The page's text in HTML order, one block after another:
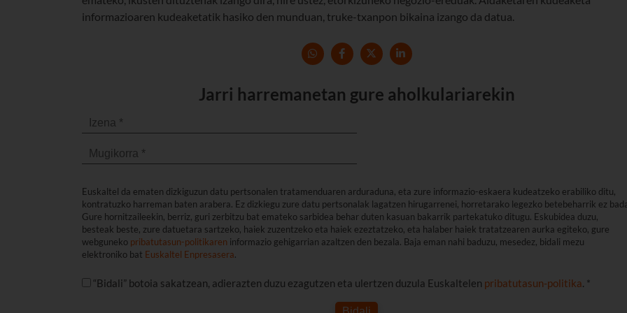
informazioaren kudeaketatik hasiko den munduan, truke-txanpon bikaina izango da datua.
Jarri harremanetan gure aholkulariarekin
Euskaltel da ematen dizkiguzun datu pertsonalen tratamenduaren arduraduna, eta zure informazio-eskaera kudeatzeko erabiliko ditu,
kontratuzko harreman baten arabera. Ez dizkiegu zure datu pertsonalak lagatzen hirugarrenei, horretarako legezko betebeharrik ez
Gure hornitzaileekin, berriz, guri zerbitzu bat emateko sarbidea behar duten kasuan bakarrik partekatuko ditugu. Eskubidea duzu,
besteak beste, zure datuetara sartzeko, haiek zuzentzeko eta haiek ezeztatzeko, eta halaber haiek tratatzearen aurka egiteko, gure
webguneko pribatutasun-politikaren informazio gehigarrian azaltzen den bezala. Baja eman nahi baduzu, mesedez, bidali mezu
elektroniko bat Euskaltel Enpresasera.
“Bidali” botoia sakatzean, adierazten duzu ezagutzen eta ulertzen duzula Euskaltelen pribatutasun-politika. *